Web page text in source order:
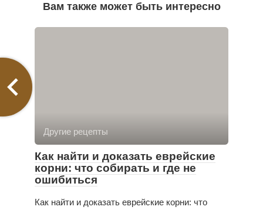
Вам также может быть интересно
Другие рецепты
Как найти и доказать еврейские
корни: что собирать и где не
ошибиться
Как найти и доказать еврейские корни: что